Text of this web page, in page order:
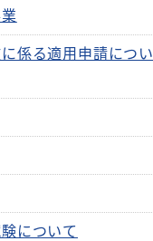
係る適用申請につい
について